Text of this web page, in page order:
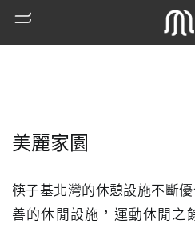
美麗家園
筷子基北灣的休憩設施不斷
善的休閒設施，運動休閒之